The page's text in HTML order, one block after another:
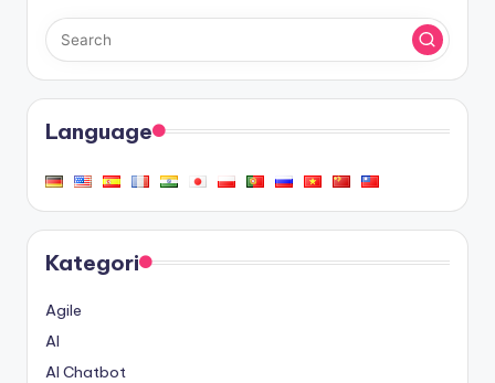
Language
Kategori
Agile
AI
AI Chatbot